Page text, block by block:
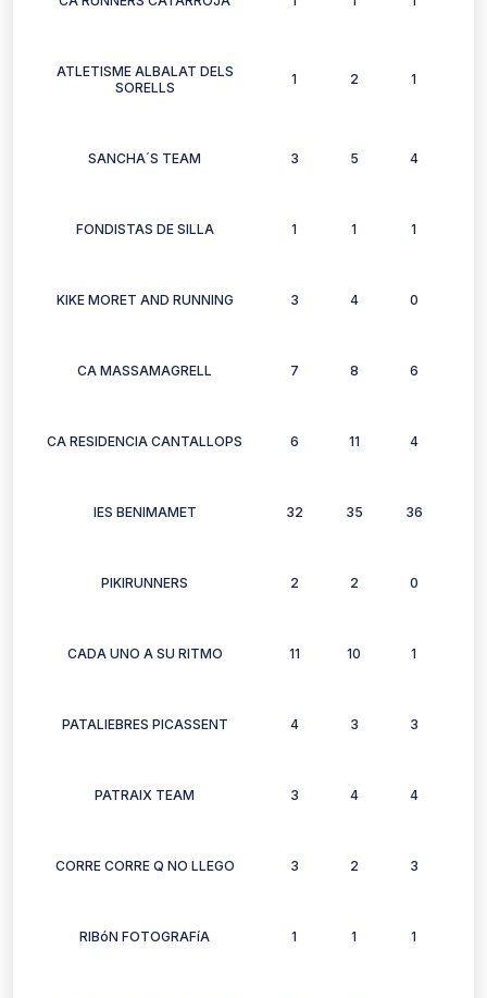
ATLETISME ALBALAT DELS
SORELLS
1 2 1
SANCHA´S TEAM 3 5 4
FONDISTAS DE SILLA 1 1 1
KIKE MORET AND RUNNING 3 4 0
CA MASSAMAGRELL 7 8 6
CA RESIDENCIA CANTALLOPS 6 11 4
IES BENIMAMET 32 35 36
PIKIRUNNERS 2 2 0
CADA UNO A SU RITMO 11 10 1
PATALIEBRES PICASSENT 4 3 3
PATRAIX TEAM 3 4 4
CORRE CORRE Q NO LLEGO 3 2 3
RIBóN FOTOGRAFíA 1 1 1